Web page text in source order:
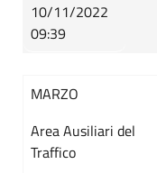
10/11/2022
09:39
MARZO
Area Ausiliari del
Traffico